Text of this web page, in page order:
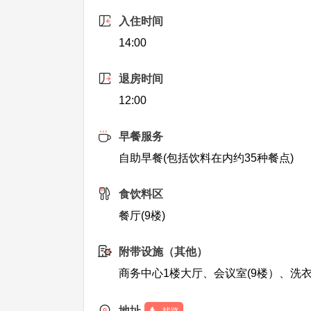
入住时间
14:00
退房时间
12:00
早餐服务
自助早餐(包括饮料在内约35种餐点)
食饮料区
餐厅(9楼)
附带设施（其他）
商务中心1楼大厅、会议室(9楼）、洗